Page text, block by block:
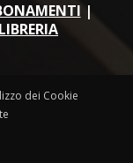
|
dei Cookie